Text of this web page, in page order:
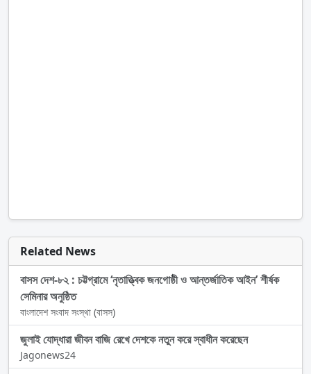
Related News
বাসস দেশ-৮২ : চট্টগ্রামে ‘নৃতাত্ত্বিক জনগোষ্ঠী ও আন্তর্জাতিক আইন’ শীর্ষক
সেমিনার অনুষ্ঠিত
বাংলাদেশ সংবাদ সংস্থা (বাসস)
জুলাই যোদ্ধারা জীবন বাজি রেখে দেশকে নতুন করে স্বাধীন করেছেন
Jagonews24